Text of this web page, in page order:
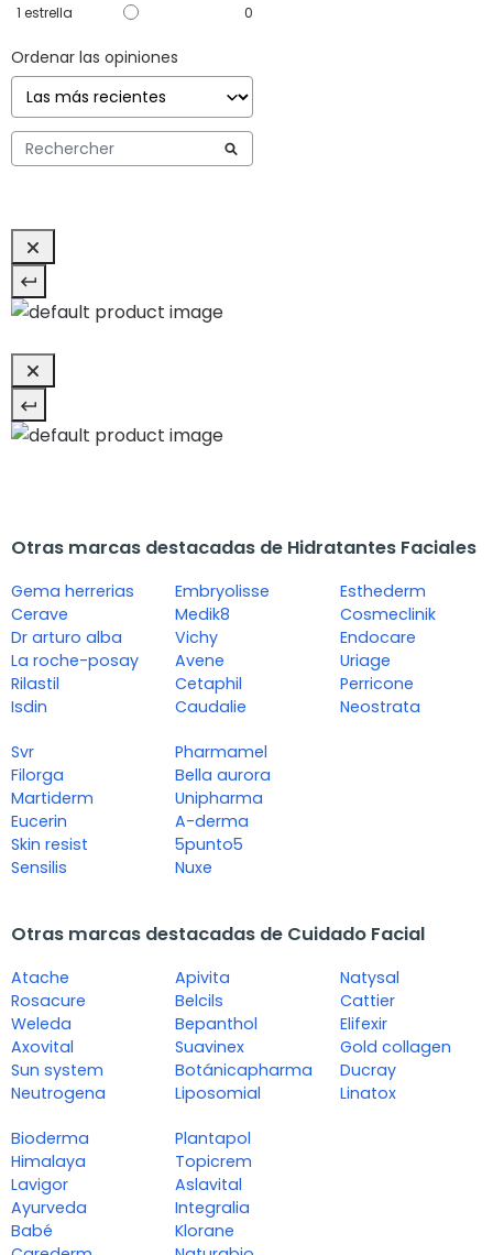
1 estrella 0
Ordenar las opiniones
Otras marcas destacadas de Hidratantes Faciales
Gema herrerias
Cerave
Dr arturo alba
La roche-posay
Rilastil
Isdin
Embryolisse
Medik8
Vichy
Avene
Cetaphil
Caudalie
Esthederm
Cosmeclinik
Endocare
Uriage
Perricone
Neostrata
Svr
Filorga
Martiderm
Eucerin
Skin resist
Sensilis
Pharmamel
Bella aurora
Unipharma
A-derma
5punto5
Nuxe
Otras marcas destacadas de Cuidado Facial
Atache
Rosacure
Weleda
Axovital
Sun system
Neutrogena
Apivita
Belcils
Bepanthol
Suavinex
Botánicapharma
Liposomial
Natysal
Cattier
Elifexir
Gold collagen
Ducray
Linatox
Bioderma
Himalaya
Lavigor
Ayurveda
Babé
Plantapol
Topicrem
Aslavital
Integralia
Klorane